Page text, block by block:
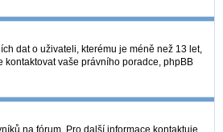
dat o uživateli, kterému je méně než 13 let,
kontaktovat vaše právního poradce, phpBB
na fórum. Pro další informace kontaktuje